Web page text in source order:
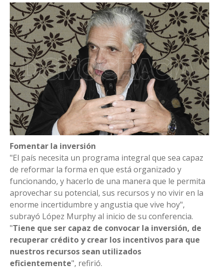
Fomentar la inversión
"El país necesita un programa integral que sea capaz
de reformar la forma en que está organizado y
funcionando, y hacerlo de una manera que le permita
aprovechar su potencial, sus recursos y no vivir en la
enorme incertidumbre y angustia que vive hoy",
subrayó López Murphy al inicio de su conferencia.
"Tiene que ser capaz de convocar la inversión, de
recuperar crédito y crear los incentivos para que
nuestros recursos sean utilizados
eficientemente", refirió.